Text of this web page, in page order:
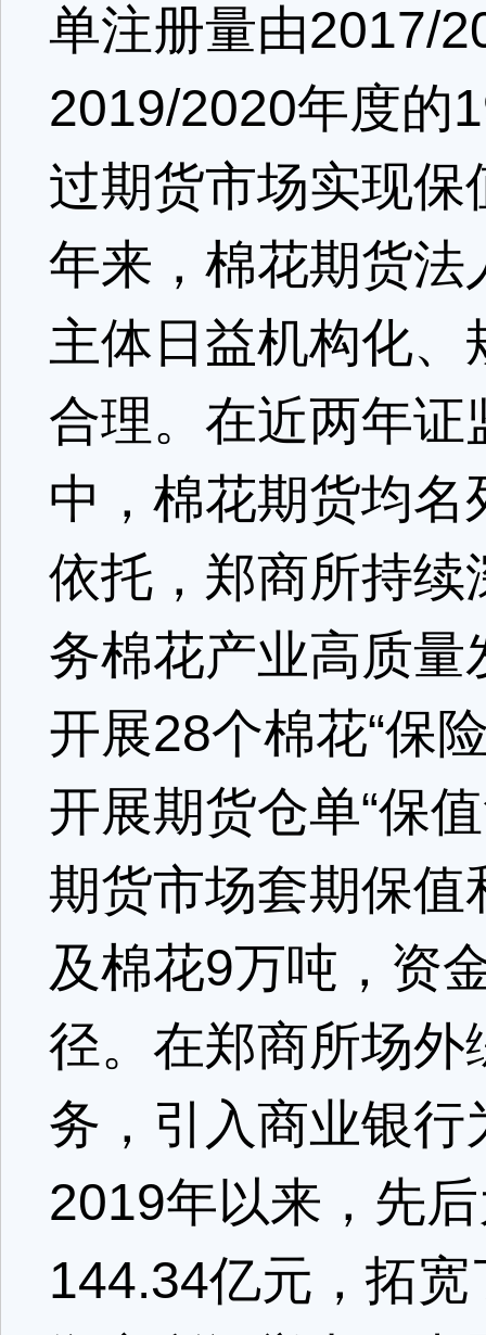
单注册量由2017/
2019/2020年度的
过期货市场实现
年来，棉花期货
主体日益机构化
合理。在近两年
中，棉花期货均
依托，郑商所持
务棉花产业高质
开展28个棉花“保
开展期货仓单“保
期货市场套期保
及棉花9万吨，资
径。在郑商所场
务，引入商业银
2019年以来，先
144.34亿元，拓